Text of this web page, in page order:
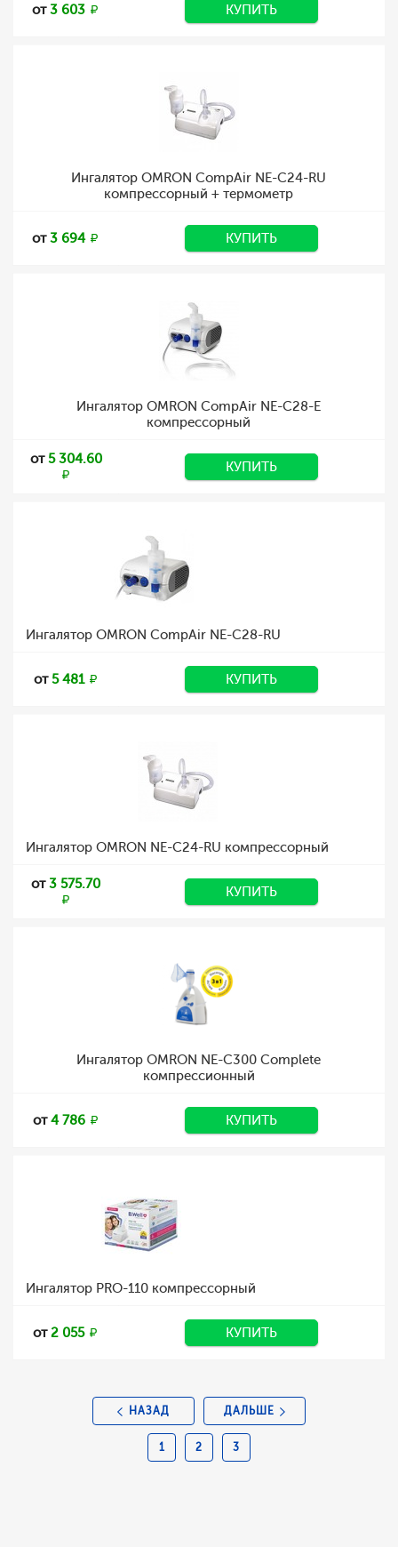
от3 603 КУПИТЬ
Ингалятор OMRON CompAir NE-C24-RU
компрессорный + термометр
от3 694 КУПИТЬ
Ингалятор OMRON CompAir NE-C28-E
компрессорный
от5 304.60 КУПИТЬ
Ингалятор OMRON CompAir NE-C28-RU
от5 481 КУПИТЬ
Ингалятор OMRON NE-C24-RU компрессорный
от3 575.70 КУПИТЬ
Ингалятор OMRON NE-C300 Complete
компрессионный
от4 786 КУПИТЬ
Ингалятор PRO-110 компрессорный
от2 055 КУПИТЬ
НАЗАД
1 2 3
ДАЛЬШЕ